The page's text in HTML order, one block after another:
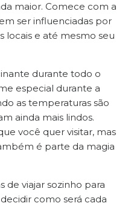
maior. Comece com a
ser influenciadas por
locais e até mesmo seu
durante todo o
especial durante a
as temperaturas são
ainda mais lindos.
você quer visitar, mas
é parte da magia
de viajar sozinho para
como será cada